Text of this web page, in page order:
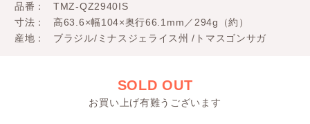
品番
TMZ-QZ2940IS
寸法
高63.6×幅104×奥行66.1mm／294g（約）
産地
ブラジル/ミナスジェライス州 /トマスゴンサガ
SOLD OUT
お買い上げ有難うございます